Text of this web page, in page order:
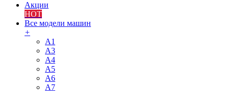
Акции
HOT
Все модели машин
+
A1
A3
A4
A5
A6
A7